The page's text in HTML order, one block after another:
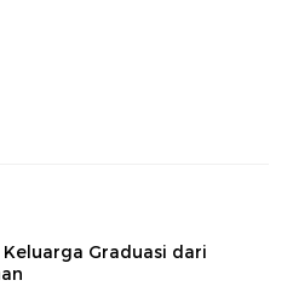
Keluarga Graduasi dari